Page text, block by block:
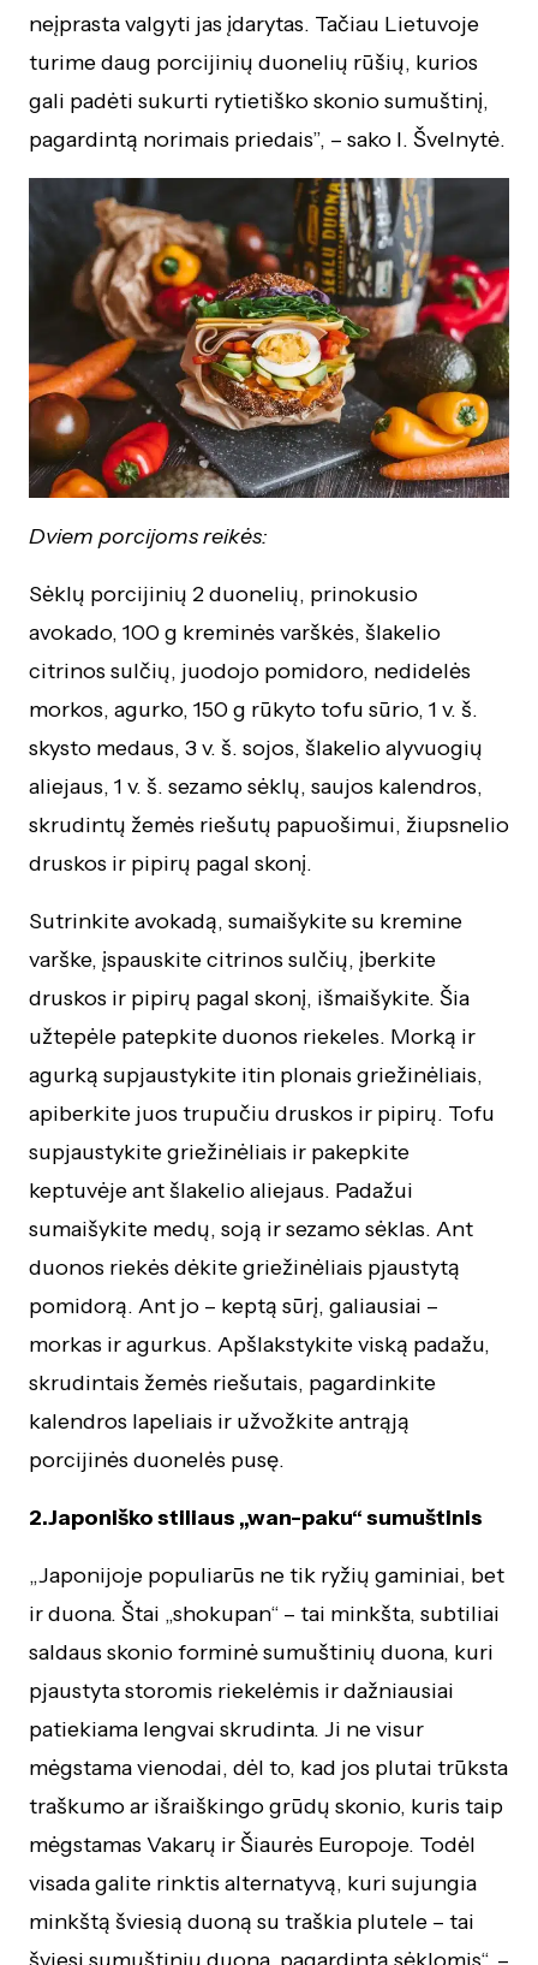
neįprasta valgyti jas įdarytas. Tačiau Lietuvoje
turime daug porcijinių duonelių rūšių, kurios
gali padėti sukurti rytietiško skonio sumuštinį,
pagardintą norimais priedais”, – sako I. Švelnytė.
Dviem porcijoms reikės:
Sėklų porcijinių 2 duonelių, prinokusio
avokado, 100 g kreminės varškės, šlakelio
citrinos sulčių, juodojo pomidoro, nedidelės
morkos, agurko, 150 g rūkyto tofu sūrio, 1 v. š.
skysto medaus, 3 v. š. sojos, šlakelio alyvuogių
aliejaus, 1 v. š. sezamo sėklų, saujos kalendros,
skrudintų žemės riešutų papuošimui, žiupsnelio
druskos ir pipirų pagal skonį.
Sutrinkite avokadą, sumaišykite su kremine
varške, įspauskite citrinos sulčių, įberkite
druskos ir pipirų pagal skonį, išmaišykite. Šia
užtepėle patepkite duonos riekeles. Morką ir
agurką supjaustykite itin plonais griežinėliais,
apiberkite juos trupučiu druskos ir pipirų. Tofu
supjaustykite griežinėliais ir pakepkite
keptuvėje ant šlakelio aliejaus. Padažui
sumaišykite medų, soją ir sezamo sėklas. Ant
duonos riekės dėkite griežinėliais pjaustytą
pomidorą. Ant jo – keptą sūrį, galiausiai –
morkas ir agurkus. Apšlakstykite viską padažu,
skrudintais žemės riešutais, pagardinkite
kalendros lapeliais ir užvožkite antrąją
porcijinės duonelės pusę.
2.Japoniško stiliaus „wan-paku“ sumuštinis
„Japonijoje populiarūs ne tik ryžių gaminiai, bet
ir duona. Štai „shokupan“ – tai minkšta, subtiliai
saldaus skonio forminė sumuštinių duona, kuri
pjaustyta storomis riekelėmis ir dažniausiai
patiekiama lengvai skrudinta. Ji ne visur
mėgstama vienodai, dėl to, kad jos plutai trūksta
traškumo ar išraiškingo grūdų skonio, kuris taip
mėgstamas Vakarų ir Šiaurės Europoje. Todėl
visada galite rinktis alternatyvą, kuri sujungia
minkštą šviesią duoną su traškia plutele – tai